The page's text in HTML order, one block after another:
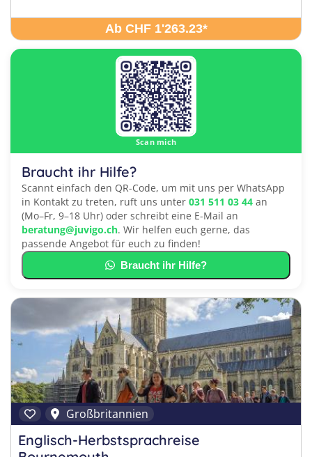
Ab CHF 1'263.23*
Scan mich
Braucht ihr Hilfe?
Scannt einfach den QR-Code, um mit uns per WhatsApp
in Kontakt zu treten, ruft uns unter 031 511 03 44 an
(Mo–Fr, 9–18 Uhr) oder schreibt eine E-Mail an
beratung@juvigo.ch. Wir helfen euch gerne, das
passende Angebot für euch zu finden!
Braucht ihr Hilfe?
Großbritannien
Englisch-Herbstsprachreise